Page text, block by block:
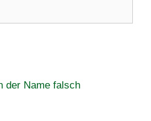
der Name falsch